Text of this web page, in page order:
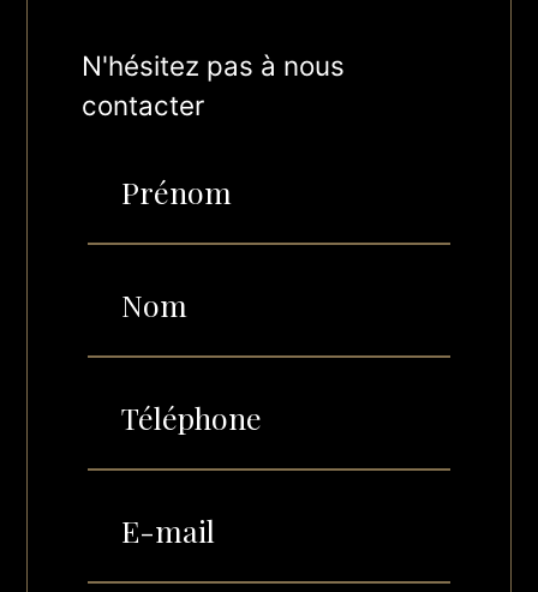
N'hésitez pas à nous
contacter